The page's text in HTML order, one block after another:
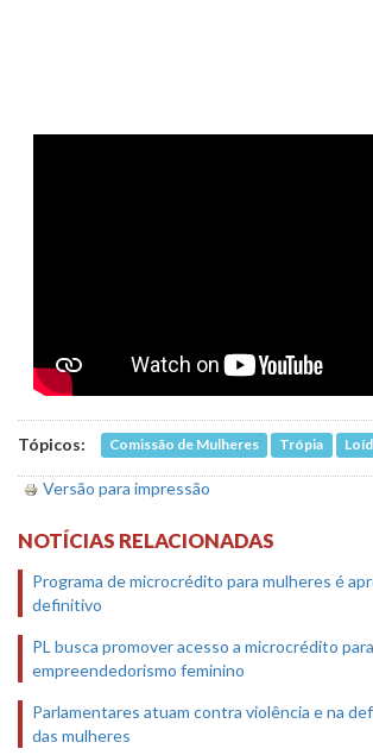
Tópicos: Comissão de Mulheres Trópia
Versão para impressão
NOTÍCIAS RELACIONADAS
Programa de microcrédito para mulheres é
definitivo
PL busca promover acesso a microcrédito
empreendedorismo feminino
Parlamentares atuam contra violência e na
das mulheres